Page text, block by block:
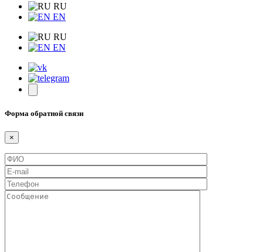
RU
EN
RU
EN
Форма обратной связи
×